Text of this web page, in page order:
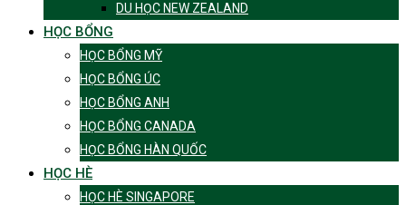
DU HỌC NEW ZEALAND
HỌC BỔNG
HỌC BỔNG MỸ
HỌC BỔNG ÚC
HỌC BỔNG ANH
HỌC BỔNG CANADA
HỌC BỔNG HÀN QUỐC
HỌC HÈ
HỌC HÈ SINGAPORE